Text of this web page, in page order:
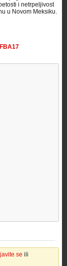
i netrpeljivost
u Novom Meksiku.
se ili